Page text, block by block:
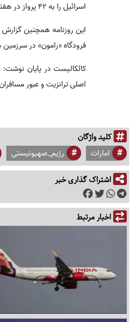
اسرائیل را به ۴۲ پرواز در هفته افزایش خواهد داد.
این روزنامه همچنین
فرودگاه «رامون» در
کالکالیست در پایان
اصلی ترانزیت و عبور
کلید واژگان
امارات رژیم_صهیونیستی
اشتراک گذاری خبر
اخبار مرتبط